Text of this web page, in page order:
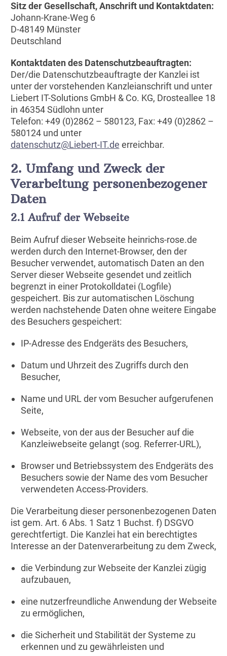
Sitz der Gesellschaft, Anschrift und Kontaktdaten:
Johann-Krane-Weg 6
D-48149 Münster
Deutschland
Kontaktdaten des Datenschutzbeauftragten:
Der/die Datenschutzbeauftragte der Kanzlei ist
unter der vorstehenden Kanzleianschrift und unter
Liebert IT-Solutions GmbH & Co. KG, Drosteallee 18
in 46354 Südlohn unter
Telefon: +49 (0)2862 – 580123, Fax: +49 (0)2862 –
580124 und unter
datenschutz@Liebert-IT.de erreichbar.
2. Umfang und Zweck der
Verarbeitung personenbezogener
Daten
2.1 Aufruf der Webseite
Beim Aufruf dieser Webseite heinrichs-rose.de
werden durch den Internet-Browser, den der
Besucher verwendet, automatisch Daten an den
Server dieser Webseite gesendet und zeitlich
begrenzt in einer Protokolldatei (Logfile)
gespeichert. Bis zur automatischen Löschung
werden nachstehende Daten ohne weitere Eingabe
des Besuchers gespeichert:
IP-Adresse des Endgeräts des Besuchers,
Datum und Uhrzeit des Zugriffs durch den
Besucher,
Name und URL der vom Besucher aufgerufenen
Seite,
Webseite, von der aus der Besucher auf die
Kanzleiwebseite gelangt (sog. Referrer-URL),
Browser und Betriebssystem des Endgeräts des
Besuchers sowie der Name des vom Besucher
verwendeten Access-Providers.
Die Verarbeitung dieser personenbezogenen Daten
ist gem. Art. 6 Abs. 1 Satz 1 Buchst. f) DSGVO
gerechtfertigt. Die Kanzlei hat ein berechtigtes
Interesse an der Datenverarbeitung zu dem Zweck,
die Verbindung zur Webseite der Kanzlei zügig
aufzubauen,
eine nutzerfreundliche Anwendung der Webseite
zu ermöglichen,
die Sicherheit und Stabilität der Systeme zu
erkennen und zu gewährleisten und